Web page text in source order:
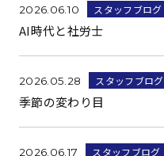
2026.06.10 スタッフブログ
AI時代と社労士
2026.05.28 スタッフブログ
季節の変わり目
2026.06.17 スタッフブログ